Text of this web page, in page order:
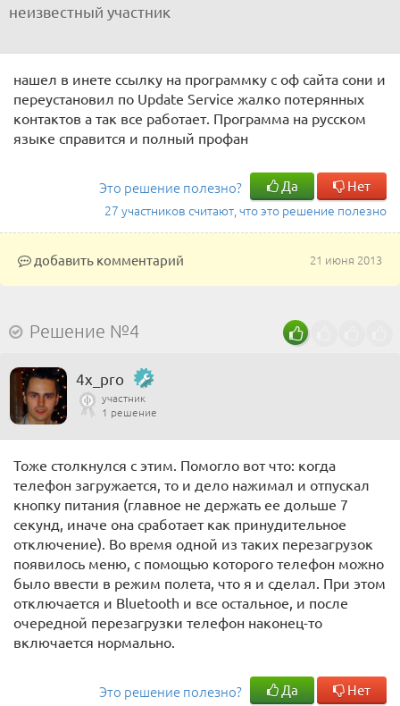
неизвестный участник
нашел в инете ссылку на программку с оф сайта сони и
переустановил по Update Service жалко потерянных
контактов а так все работает. Программа на русском
языке справится и полный профан
Это решение полезно? Да Нет
27 участников считают, что это решение полезно
21 июня 2013
добавить комментарий
Решение №4
4x_pro
участник
1 решение
Тоже столкнулся с этим. Помогло вот что: когда
телефон загружается, то и дело нажимал и отпускал
кнопку питания (главное не держать ее дольше 7
секунд, иначе она сработает как принудительное
отключение). Во время одной из таких перезагрузок
появилось меню, с помощью которого телефон можно
было ввести в режим полета, что я и сделал. При этом
отключается и Bluetooth и все остальное, и после
очередной перезагрузки телефон наконец-то
включается нормально.
Это решение полезно? Да Нет